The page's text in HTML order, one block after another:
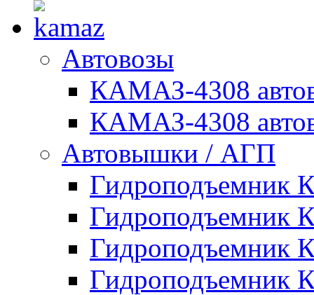
Автовозы
КАМАЗ-4308
КАМАЗ-4308
Автовышки / АГП
Гидроподъемник
Гидроподъемник
Гидроподъемник
Гидроподъемник